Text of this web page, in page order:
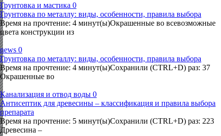
Грунтовка и мастика 0
Грунтовка по металлу: виды, особенности, правила выбора
Время на прочтение: 4 минут(ы)Окрашенные во всевозможные
цвета конструкции из
news 0
Грунтовка по металлу: виды, особенности, правила выбора
Время на прочтение: 4 минут(ы)Сохранили (CTRL+D) раз: 37
Окрашенные во
Канализация и отвод воды 0
Антисептик для древесины – классификация и правила выбора
препарата
Время на прочтение: 5 минут(ы)Сохранили (CTRL+D) раз: 223
Древесина –